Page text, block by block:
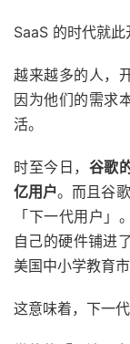
SaaS 的时代就此
越来越多的人，
因为他们的需求
活。
时至今日， 谷歌
亿用户。而且谷
「下一代用户
自己的硬件铺进
美国中小学教育
这意味着，下一